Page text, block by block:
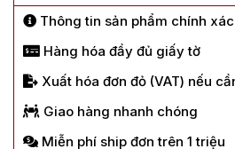
Thông tin sản phẩm chính xác
Hàng hóa đầy đủ giấy tờ
Xuất hóa đơn đỏ (VAT) nếu
Giao hàng nhanh chóng
Miễn phí ship đơn trên 1 triệu